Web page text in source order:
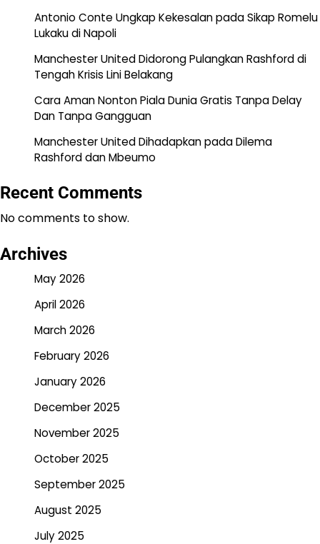
Antonio Conte Ungkap Kekesalan pada Sikap Romelu
Lukaku di Napoli
Manchester United Didorong Pulangkan Rashford di
Tengah Krisis Lini Belakang
Cara Aman Nonton Piala Dunia Gratis Tanpa Delay
Dan Tanpa Gangguan
Manchester United Dihadapkan pada Dilema
Rashford dan Mbeumo
Recent Comments
No comments to show.
Archives
May 2026
April 2026
March 2026
February 2026
January 2026
December 2025
November 2025
October 2025
September 2025
August 2025
July 2025